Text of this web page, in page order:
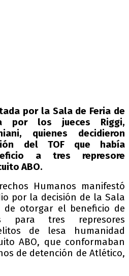
por la Sala de Feria de
por los jueces Riggi,
quienes decidieron
del TOF que había
a tres represore
ABO.
Humanos manifestó
por la decisión de la Sala
de otorgar el beneficio de
para tres represores
de lesa humanidad
ABO, que conformaban
de detención de Atlético,